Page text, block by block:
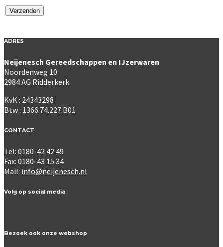
ADRES
Neijenesch Gereedschappen en IJzerwaren
Noordenweg 10
2984 AG Ridderkerk
KvK : 24343298
Btw : 1366.74.227.B01
CONTACT
Tel: 0180-42 42 49
Fax: 0180-43 15 34
Mail: info@neijenesch.nl
Volg op social media
Bezoek ook onze webshop